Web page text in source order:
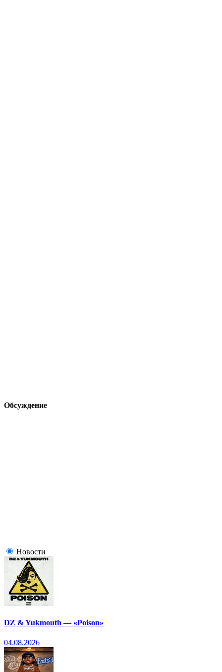
Обсуждение
Новости
DZ & Yukmouth — «Poison»
04.08.2026